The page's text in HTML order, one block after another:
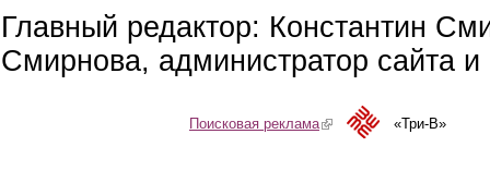
Главный редактор: Константин
Смирнова, администратор сайта
Поисковая реклама(link is external)«Три-В»